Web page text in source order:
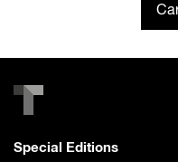
Special Editions